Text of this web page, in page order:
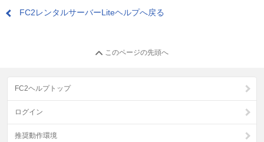
FC2レンタルサーバーLiteヘルプへ戻る
このページの先頭へ
FC2ヘルプトップ
ログイン
推奨動作環境